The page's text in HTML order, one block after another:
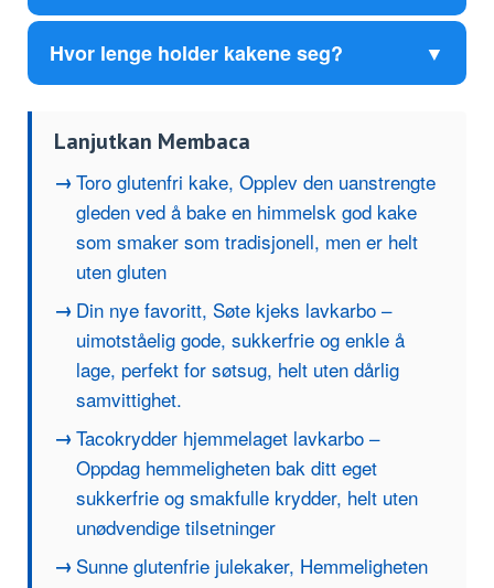
Hvor lenge holder kakene seg?
Lanjutkan Membaca
Toro glutenfri kake, Opplev den uanstrengte
gleden ved å bake en himmelsk god kake
som smaker som tradisjonell, men er helt
uten gluten
Din nye favoritt, Søte kjeks lavkarbo –
uimotståelig gode, sukkerfrie og enkle å
lage, perfekt for søtsug, helt uten dårlig
samvittighet.
Tacokrydder hjemmelaget lavkarbo –
Oppdag hemmeligheten bak ditt eget
sukkerfrie og smakfulle krydder, helt uten
unødvendige tilsetninger
Sunne glutenfrie julekaker, Hemmeligheten